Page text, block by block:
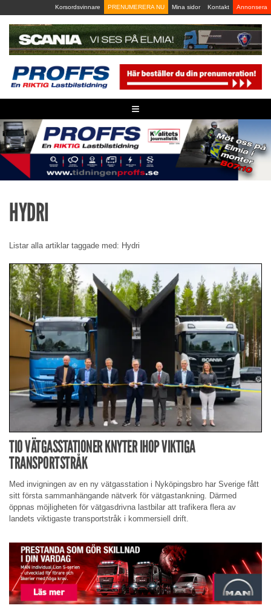
to
content
Korsordsvinnare PRENUMERERA NU Mina sidor Kontakt Annonsera
≡
HYDRI
Listar alla artiklar taggade med: Hydri
TIO VÄTGASSTATIONER KNYTER IHOP VIKTIGA
TRANSPORTSTRÅK
Med invigningen av en ny vätgasstation i Nyköpingsbro har Sverige fått
sitt första sammanhängande nätverk för vätgastankning. Därmed
öppnas möjligheten för vätgasdrivna lastbilar att trafikera flera av
landets viktigaste transportstråk i kommersiell drift.